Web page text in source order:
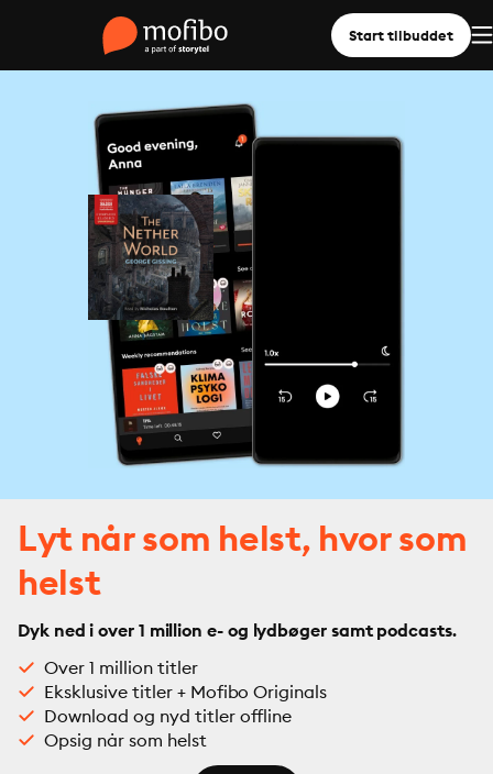
Start tilbuddet
Lyt når som helst, hvor som
helst
Dyk ned i over 1 million e- og lydbøger samt podcasts.
Over 1 million titler
Eksklusive titler + Mofibo Originals
Download og nyd titler offline
Opsig når som helst